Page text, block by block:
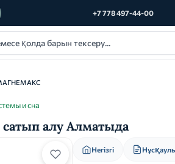
+7 778 497-44-00
и сна
алу Алматыда
Негізгі